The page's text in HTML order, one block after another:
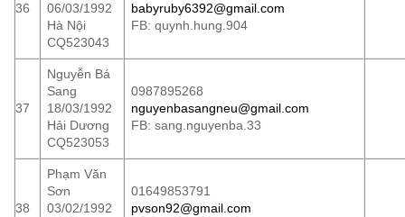
36
06/03/1992
Hà Nội
CQ523043
babyruby6392@gmail.com
FB: quynh.hung.904
37
Nguyễn Bá
Sang
18/03/1992
Hải Dương
CQ523053
0987895268
nguyenbasangneu@gmail.com
FB: sang.nguyenba.33
38
Phạm Văn
Sơn
03/02/1992
01649853791
pvson92@gmail.com